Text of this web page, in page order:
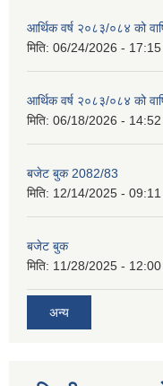
आर्थिक वर्ष २०८३/०८४ को
मिति: 06/24/2026 - 17:15
आर्थिक वर्ष २०८३/०८४ को
मिति: 06/18/2026 - 14:52
बजेट बुक 2082/83
मिति: 12/14/2025 - 09:11
बजेट बुक
मिति: 11/28/2025 - 12:00
अन्य